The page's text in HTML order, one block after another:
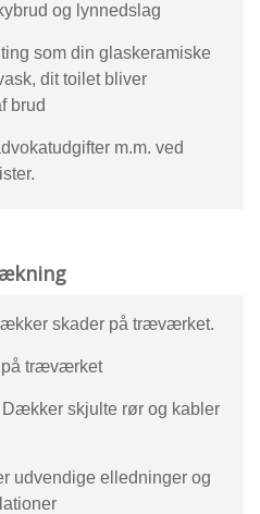
og lynnedslag
som din glaskeramiske
dit toilet bliver
brud
m.m. ved
skader på træværket.
på træværket
skjulte rør og kabler
udvendige elledninger og